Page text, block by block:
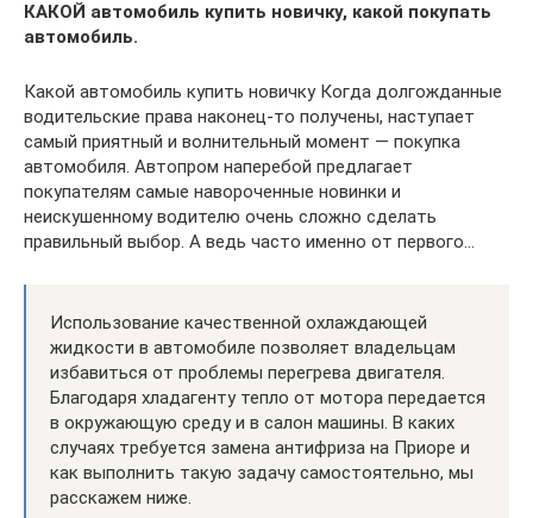
КАКОЙ автомобиль купить новичку, какой покупать
автомобиль.
Какой автомобиль купить новичку Когда долгожданные
водительские права наконец-то получены, наступает
самый приятный и волнительный момент — покупка
автомобиля. Автопром наперебой предлагает
покупателям самые навороченные новинки и
неискушенному водителю очень сложно сделать
правильный выбор. А ведь часто именно от первого…
Использование качественной охлаждающей
жидкости в автомобиле позволяет владельцам
избавиться от проблемы перегрева двигателя.
Благодаря хладагенту тепло от мотора передается
в окружающую среду и в салон машины. В каких
случаях требуется замена антифриза на Приоре и
как выполнить такую задачу самостоятельно, мы
расскажем ниже.